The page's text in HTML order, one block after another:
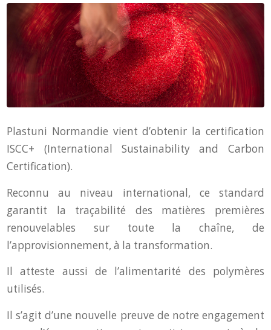
Plastuni Normandie vient d’obtenir la certification
ISCC+ (International Sustainability and Carbon
Certification).
Reconnu au niveau international, ce standard
garantit la traçabilité des matières premières
renouvelables sur toute la chaîne, de
l’approvisionnement, à la transformation.
Il atteste aussi de l’alimentarité des polymères
utilisés.
Il s’agit d’une nouvelle preuve de notre engagement